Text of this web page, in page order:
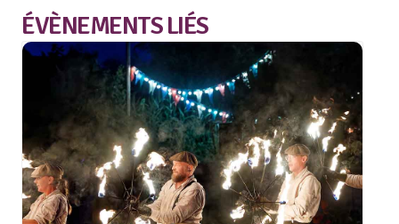
ÉVÈNEMENTS LIÉS